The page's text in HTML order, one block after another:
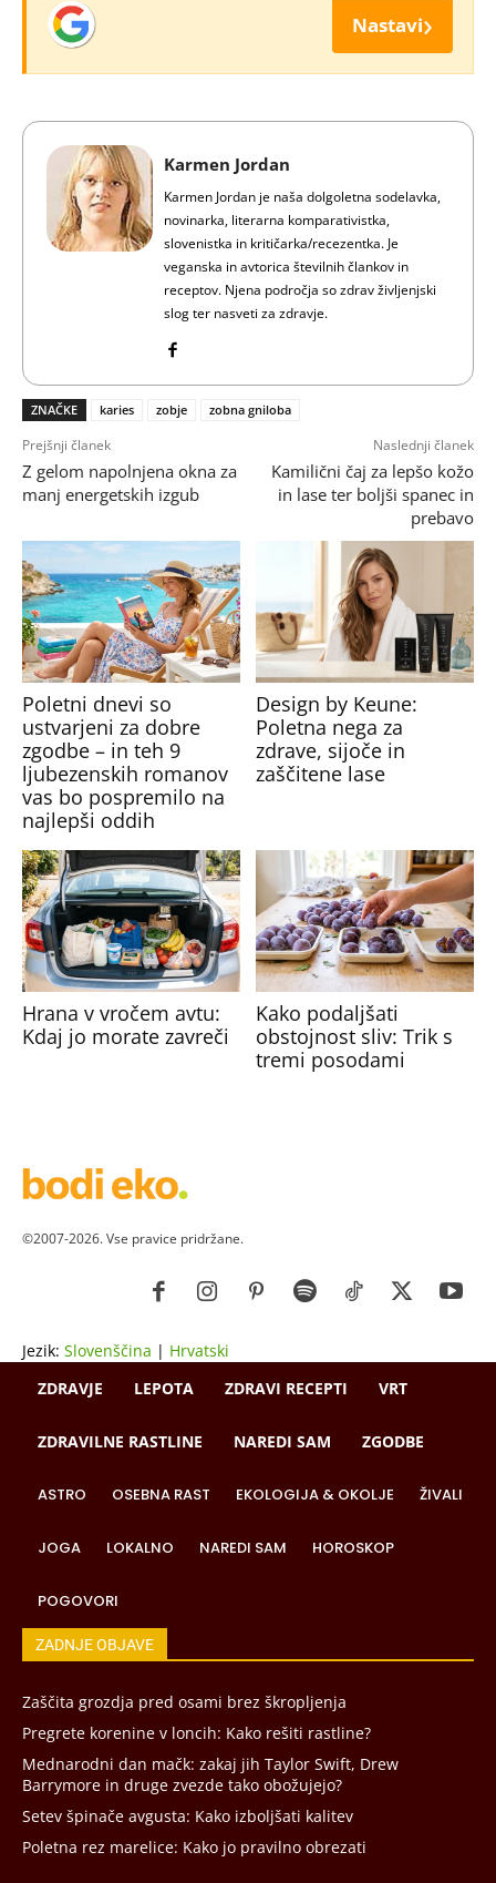
Nastavi›
Karmen Jordan
Karmen Jordan je naša dolgoletna sodelavka,
novinarka, literarna komparativistka,
slovenistka in kritičarka/recezentka. Je
veganska in avtorica številnih člankov in
receptov. Njena področja so zdrav življenjski
slog ter nasveti za zdravje.
ZNAČKE karies zobje zobna gniloba
Prejšnji članek
Z gelom napolnjena okna za
manj energetskih izgub
Naslednji članek
Kamilični čaj za lepšo kožo
in lase ter boljši spanec in
prebavo
Poletni dnevi so
ustvarjeni za dobre
zgodbe – in teh 9
ljubezenskih romanov
vas bo pospremilo na
najlepši oddih
Design by Keune:
Poletna nega za
zdrave, sijoče in
zaščitene lase
Hrana v vročem avtu:
Kdaj jo morate zavreči
Kako podaljšati
obstojnost sliv: Trik s
tremi posodami
©2007-2026. Vse pravice pridržane.
Jezik: Slovenščina | Hrvatski
ZDRAVJE
LEPOTA ZDRAVI RECEPTI VRT
ZDRAVILNE RASTLINE NAREDI SAM ZGODBE
ASTRO OSEBNA RAST EKOLOGIJA & OKOLJE ŽIVALI
JOGA LOKALNO NAREDI SAM HOROSKOP
POGOVORI
ZADNJE OBJAVE
Zaščita grozdja pred osami brez škropljenja
Pregrete korenine v loncih: Kako rešiti rastline?
Mednarodni dan mačk: zakaj jih Taylor Swift, Drew
Barrymore in druge zvezde tako obožujejo?
Setev špinače avgusta: Kako izboljšati kalitev
Poletna rez marelice: Kako jo pravilno obrezati